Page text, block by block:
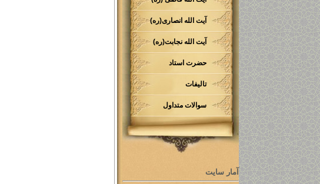
آیت الله انصاری(ره)
آیت الله نجابت(ره)
حضرت استاد
تالیفات
سوالات متداول
آمار سایت